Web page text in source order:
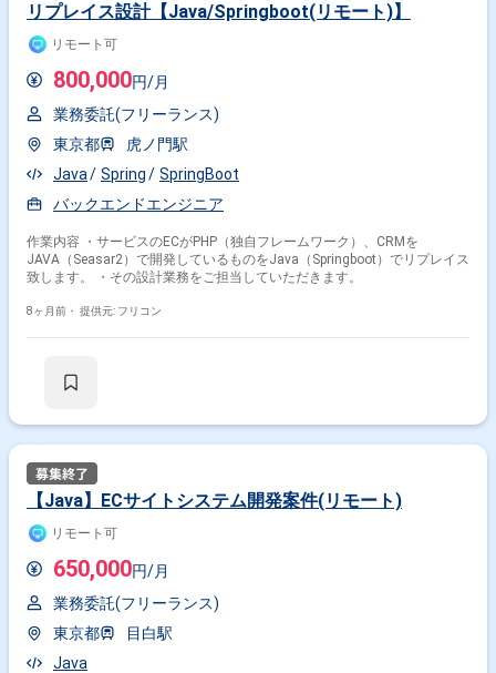
リプレイス設計【Java/Springboot(リモート)】
リモート可
800,000円/月
業務委託(フリーランス)
東京都
虎ノ門駅
Java
Spring
SpringBoot
バックエンドエンジニア
作業内容 ・サービスのECがPHP（独自フレームワーク）、CRMを
JAVA（Seasar2）で開発しているものをJava（Springboot）でリプレイス
致します。 ・その設計業務をご担当していただきます。
8ヶ月前・ 提供元: フリコン
【Java】ECサイトシステム開発案件(リモート)
リモート可
650,000円/月
業務委託(フリーランス)
東京都
目白駅
Java